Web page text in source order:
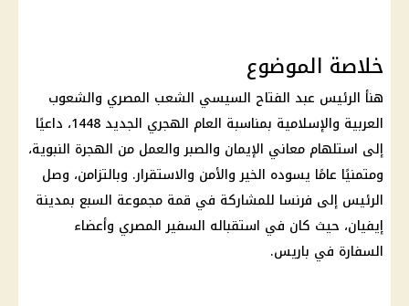
خلاصة الموضوع
هنأ الرئيس عبد الفتاح السيسي الشعب المصري والشعوب
العربية والإسلامية بمناسبة العام الهجري الجديد 1448، داعيًا
إلى استلهام معاني الإيمان والصبر والعمل من الهجرة النبوية،
ومتمنيًا عامًا يسوده الخير والأمن والاستقرار. وبالتزامن، وصل
الرئيس إلى فرنسا للمشاركة في قمة مجموعة السبع بمدينة
إيفيان، حيث كان في استقباله السفير المصري وأعضاء
السفارة في باريس.